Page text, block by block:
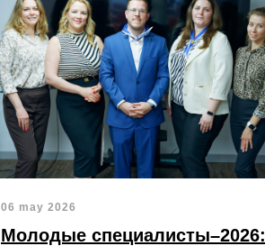
06 may 2026
Молодые специалисты–2026: